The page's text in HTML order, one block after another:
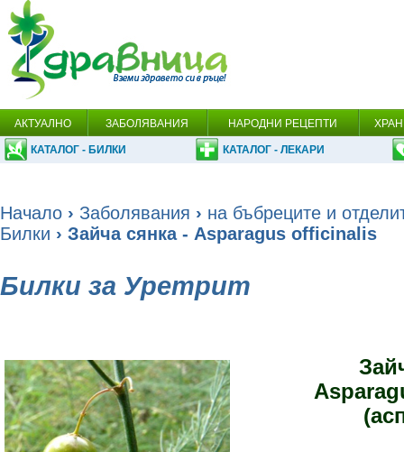
АКТУАЛНО ЗАБОЛЯВАНИЯ НАРОДНИ РЕЦЕПТИ
КАТАЛОГ - БИЛКИ КАТАЛОГ - ЛЕКАРИ
Начало › Заболявания › на бъбреците и
Билки › Зайча сянка - Asparagus officinalis
Билки за Уретрит